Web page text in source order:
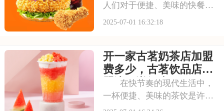
人们对于便捷、美味的快餐需
求日益增长。塔斯汀汉堡以其
的热门加盟项目。塔斯汀的汉
堡系列丰富多样，既有经典的
牛肉汉堡，又有创新
2025-07-01 16:32:18
开一家古茗奶茶店加盟
费多少，古茗饮品店加
盟流程详细表
在快节奏的现代生活中，
一杯便捷、美味的茶饮是许多
人日常的必需品。古茗以其独